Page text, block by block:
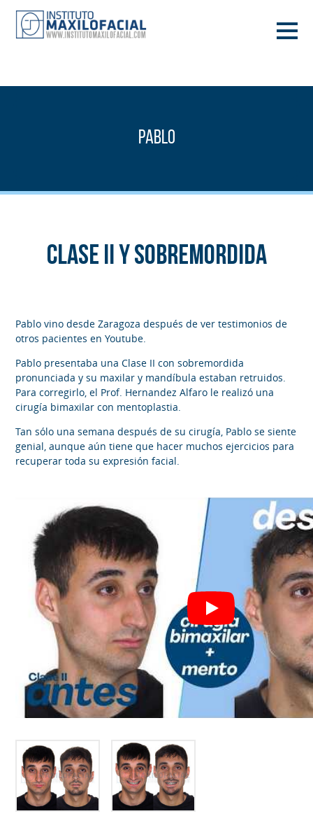
Pablo
Clase II y Sobremordida
Pablo vino desde Zaragoza después de ver testimonios de
otros pacientes en Youtube.
Pablo presentaba una Clase II con sobremordida
pronunciada y su maxilar y mandíbula estaban retruidos.
Para corregirlo, el Prof. Hernandez Alfaro le realizó una
cirugía bimaxilar con mentoplastia.
Tan sólo una semana después de su cirugía, Pablo se siente
genial, aunque aún tiene que hacer muchos ejercicios para
recuperar toda su expresión facial.